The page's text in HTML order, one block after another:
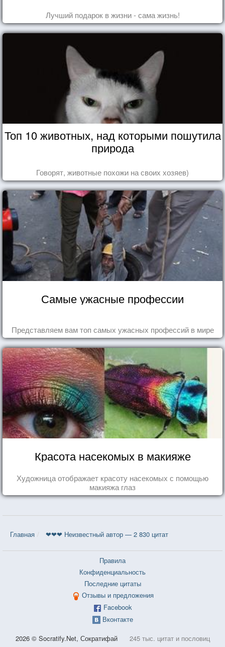
Лучший подарок в жизни - сама жизнь!
Топ 10 животных, над которыми пошутила
природа
Говорят, животные похожи на своих хозяев)
Самые ужасные профессии
Представляем вам топ самых ужасных профессий в мире
Красота насекомых в макияже
Художница отображает красоту насекомых с помощью
макияжа глаз
Главная ❤❤❤ Неизвестный автор — 2 830 цитат
Правила
Конфиденциальность
Последние цитаты
Отзывы и предложения
Facebook
Вконтакте
2026 © Socratify.Net, Сократифай 245 тыс. цитат и пословиц